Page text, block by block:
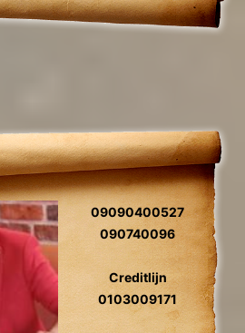
09090400527
090740096
Creditlijn
0103009171